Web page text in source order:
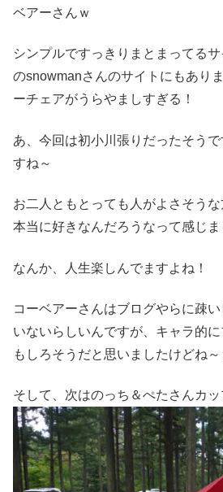
ベアーさんｗ
シンプルですっきりまとまってる
のsnowmanさんのサイトにもあり
ーチェアがうらやましすぎる！
あ、今回は初小川張りだったそう
すね～
お二人ともとっても人がよさそう
本当に好きなんだろうなって感じま
なんか、人生楽しんでますよね！
コーベアーさんはブログやらに疎
いないらしいんですが、キャラ的
もしろそうだと思いましたけどね～
そして、次はのっち＆ぺたさんカッ